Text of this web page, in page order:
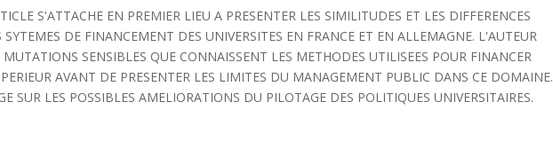
S'ATTACHE EN PREMIER LIEU A PRESENTER LES SIMILITUDES ET LES DIFFERENCES
SYTEMES DE FINANCEMENT DES UNIVERSITES EN FRANCE ET EN ALLEMAGNE. L'AUTEUR
MUTATIONS SENSIBLES QUE CONNAISSENT LES METHODES UTILISEES POUR FINANCER
AVANT DE PRESENTER LES LIMITES DU MANAGEMENT PUBLIC DANS CE DOMAINE.
SUR LES POSSIBLES AMELIORATIONS DU PILOTAGE DES POLITIQUES UNIVERSITAIRES.